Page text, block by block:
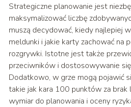
Strategiczne planowanie jest
maksymalizować liczbę
muszą decydować, kiedy najlepiej
meldunki i jakie karty zachować na
rozgrywki. Istotne jest także
przeciwników i dostosowywanie
Dodatkowo, w grze mogą pojawić
takie jak kara 100 punktów za brak
wymiar do planowania i oceny